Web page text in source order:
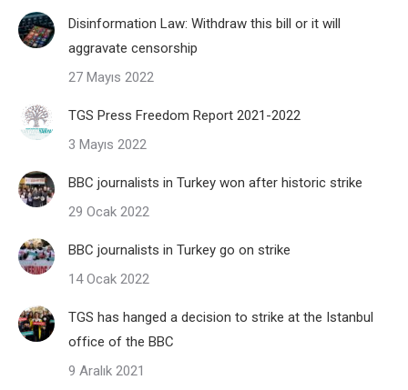
Disinformation Law: Withdraw this bill or it will
aggravate censorship
27 Mayıs 2022
TGS Press Freedom Report 2021-2022
3 Mayıs 2022
BBC journalists in Turkey won after historic strike
29 Ocak 2022
BBC journalists in Turkey go on strike
14 Ocak 2022
TGS has hanged a decision to strike at the Istanbul
office of the BBC
9 Aralık 2021